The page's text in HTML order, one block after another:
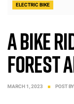
ELECTRIC BIKE
A bike
forest
MARCH 1, 2023 POST BY